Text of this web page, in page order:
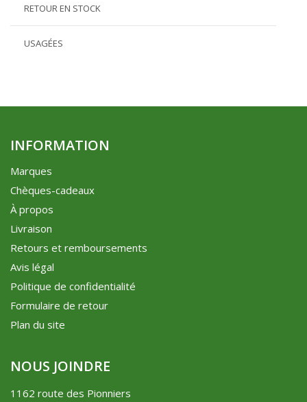
RETOUR EN STOCK
USAGÉES
INFORMATION
Marques
Chèques-cadeaux
À propos
Livraison
Retours et remboursements
Avis légal
Politique de confidentialité
Formulaire de retour
Plan du site
NOUS JOINDRE
1162 route des Pionniers